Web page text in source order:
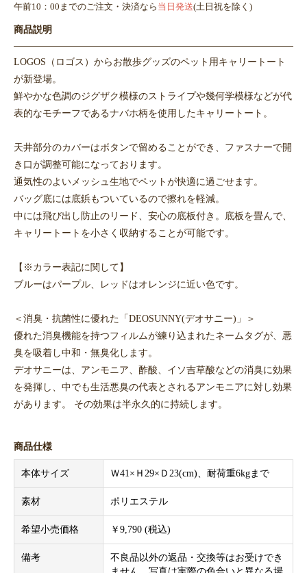
午前10：00までのご注文・決済なら 当日発送(土日祝を除く)
商品説明
LOGOS（ロゴス）からお散歩グッズのペット用キャリートート
が新登場。
鮮やかな色調のジグザク模様のストライプや幾何学模様などが代
表的なモチーフであるナバホ柄を使用したキャリートート。
天井部分のカバーはボタンで留めることができ、ファスナーで開
き口が調整可能になっております。
通気性のよいメッシュ生地でペットが快適に過ごせます。
バッグ底には底鋲もついているので擦れを軽減。
中には飛び出し防止のリード、安心の底板付き。底板を畳んで、
キャリートートを小さく収納することが可能です。
【※カラー表記に関して】
ブルーはパープル、レッドはオレンジに近い色です。
＜消臭・抗菌性に優れた「DEOSUNNY(デオサニー)」＞
優れた消臭機能を持つフィルムが練り込まれたネームタグが、悪
臭を吸着し中和・無臭化します。
デオサニーは、アンモニア、酢酸、イソ吉草酸などの消臭に効果
を発揮し、中でも生活悪臭の代表とされるアンモニアに対し効果
があります。 その効果は半永久的に持続します。
商品仕様
本体サイズ Ｗ41×Ｈ29×Ｄ23(cm)、耐荷重6kgまで
素材 ポリエステル
希望小売価格 ￥9,790 (税込)
備考
不良品以外の返品・交換等はお受けでき